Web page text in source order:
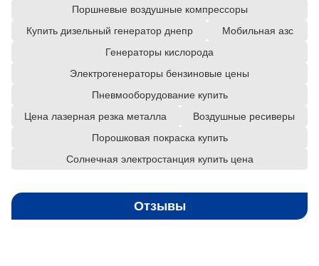
Поршневые воздушные компрессоры
Купить дизельный генератор днепр
Мобильная азс
Генераторы кислорода
Электрогенераторы бензиновые цены
Пневмооборудование купить
Цена лазерная резка металла
Воздушные ресиверы
Порошковая покраска купить
Солнечная электростанция купить цена
Отзывы